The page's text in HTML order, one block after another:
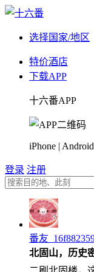
选择国家/地区
特价酒店
下载APP
十六番APP
iPhone | Android
登录 注册
番友
北固山，历史